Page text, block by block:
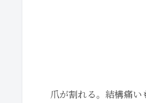
爪が割れる。結構痛い